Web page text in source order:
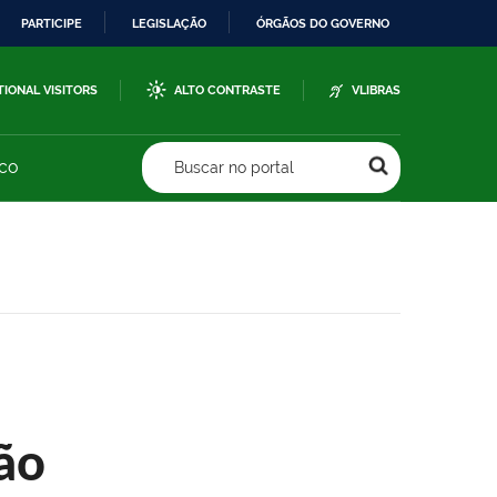
PARTICIPE LEGISLAÇÃO ÓRGÃOS DO GOVERNO
VISITORS ALTO CONTRASTE VLIBRAS
Buscar no portal